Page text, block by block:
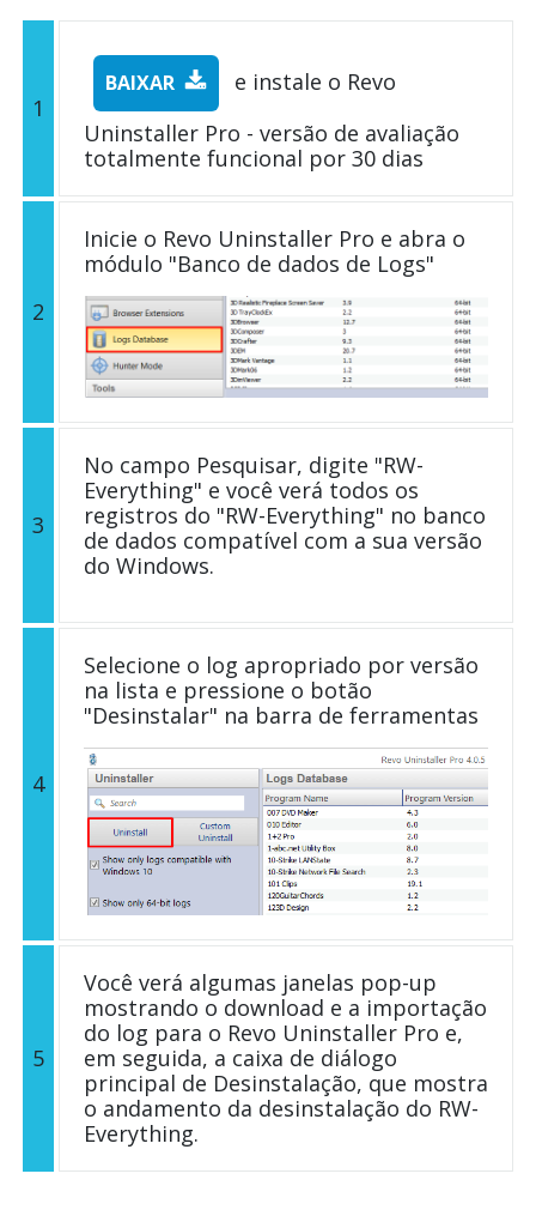
1
BAIXAR
e instale o Revo
Uninstaller Pro - versão de avaliação
totalmente funcional por 30 dias
2
Inicie o Revo Uninstaller Pro e abra o
módulo "Banco de dados de Logs"
3
No campo Pesquisar, digite "RW-
Everything" e você verá todos os
registros do "RW-Everything" no banco
de dados compatível com a sua versão
do Windows.
4
Selecione o log apropriado por versão
na lista e pressione o botão
"Desinstalar" na barra de ferramentas
5
Você verá algumas janelas pop-up
mostrando o download e a importação
do log para o Revo Uninstaller Pro e,
em seguida, a caixa de diálogo
principal de Desinstalação, que mostra
o andamento da desinstalação do RW-
Everything.